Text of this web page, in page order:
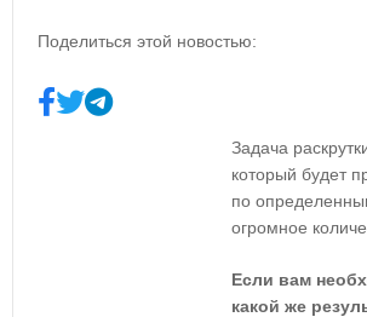
Поделиться этой новостью:
Задача
который будет
по
огромное
Если вам
какой же